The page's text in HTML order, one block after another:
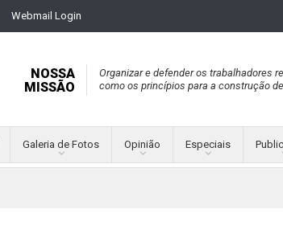
Webmail Login
NOSSA
MISSÃO
Organizar e defender os trabalhadores
como os princípios para a construção
Galeria de Fotos Opinião Especiais